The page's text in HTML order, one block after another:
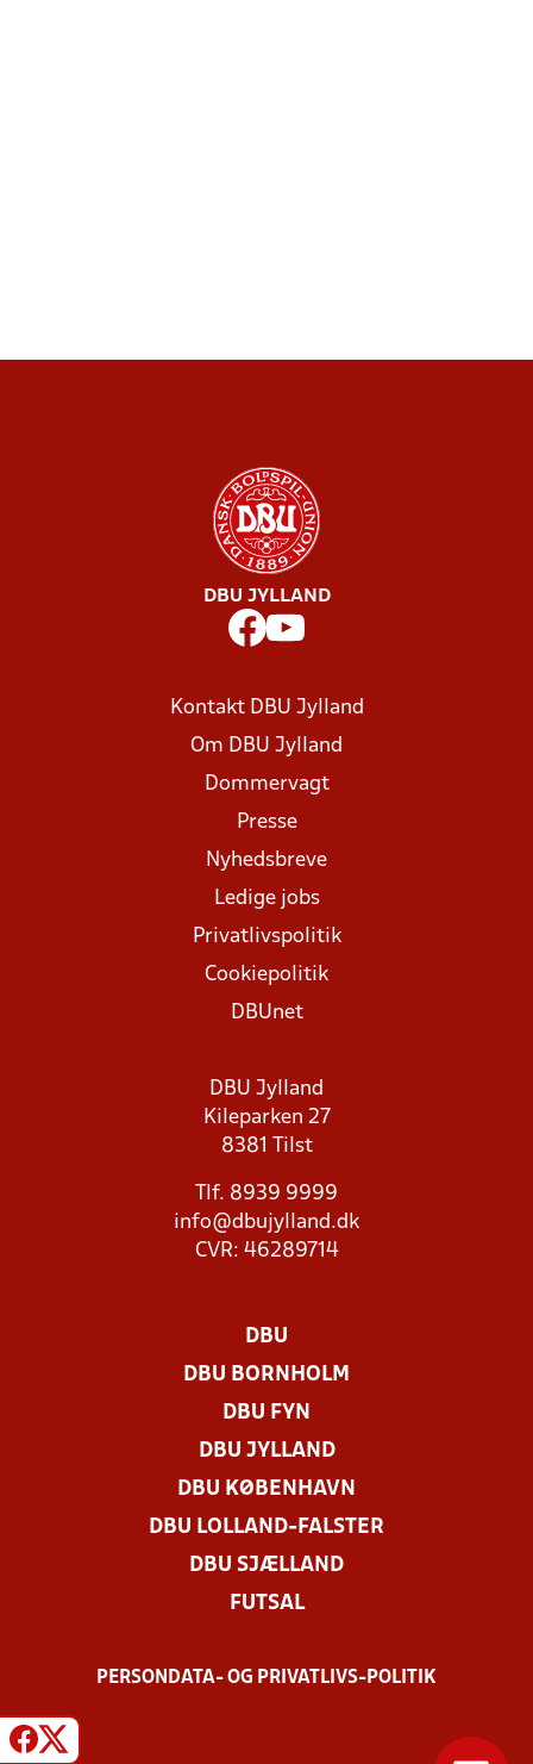
DBU JYLLAND
Kontakt DBU Jylland
Om DBU Jylland
Dommervagt
Presse
Nyhedsbreve
Ledige jobs
Privatlivspolitik
Cookiepolitik
DBUnet
DBU Jylland
Kileparken 27
8381 Tilst
Tlf. 8939 9999
info@dbujylland.dk
CVR: 46289714
DBU
DBU BORNHOLM
DBU FYN
DBU JYLLAND
DBU KØBENHAVN
DBU LOLLAND-FALSTER
DBU SJÆLLAND
FUTSAL
PERSONDATA- OG PRIVATLIVS-POLITIK